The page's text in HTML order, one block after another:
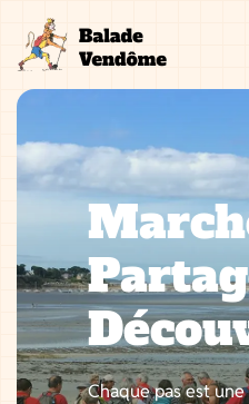
contenu
Chaque pas est